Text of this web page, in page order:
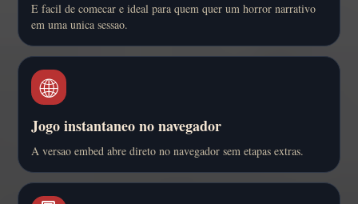
E facil de comecar e ideal para quem quer um horror narrativo
em uma unica sessao.
🌐
Jogo instantaneo no navegador
A versao embed abre direto no navegador sem etapas extras.